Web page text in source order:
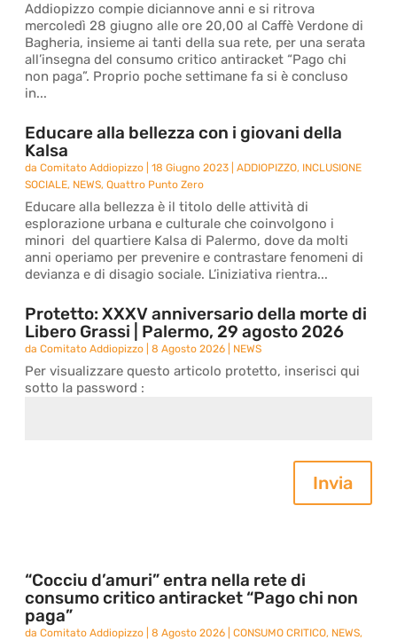
Addiopizzo compie diciannove anni e si ritrova
mercoledì 28 giugno alle ore 20,00 al Caffè Verdone di
Bagheria, insieme ai tanti della sua rete, per una serata
all’insegna del consumo critico antiracket “Pago chi
non paga”. Proprio poche settimane fa si è concluso
in...
Educare alla bellezza con i giovani della
Kalsa
daComitato Addiopizzo |18 Giugno 2023 |ADDIOPIZZO, INCLUSIONE
SOCIALE, NEWS,Quattro Punto Zero
Educare alla bellezza è il titolo delle attività di
esplorazione urbana e culturale che coinvolgono i
minori del quartiere Kalsa di Palermo, dove da molti
anni operiamo per prevenire e contrastare fenomeni di
devianza e di disagio sociale. L’iniziativa rientra...
Protetto: XXXV anniversario della morte di
Libero Grassi | Palermo, 29 agosto 2026
daComitato Addiopizzo |8 Agosto 2026 NEWS
Per visualizzare questo articolo protetto, inserisci qui
sotto la password :
Invia
“Cocciu d’amuri” entra nella rete di
consumo critico antiracket “Pago chi non
paga”
daComitato Addiopizzo |8 Agosto 2026 |CONSUMO CRITICO, NEWS,